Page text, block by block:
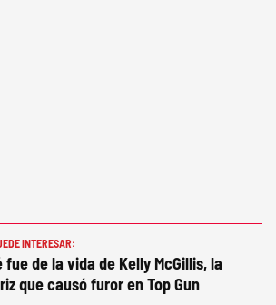
INTERESAR:
fue de la vida de Kelly McGillis, la
que causó furor en Top Gun